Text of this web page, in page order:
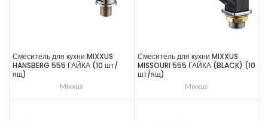
Смеситель для кухни MIXXUS
HANSBERG 555 ГАЙКА (10 шт/
ящ)
Mixxus
Смеситель для кухни MIXXUS
MISSOURI 555 ГАЙКА (BLACK) (10
шт/ящ)
Mixxus